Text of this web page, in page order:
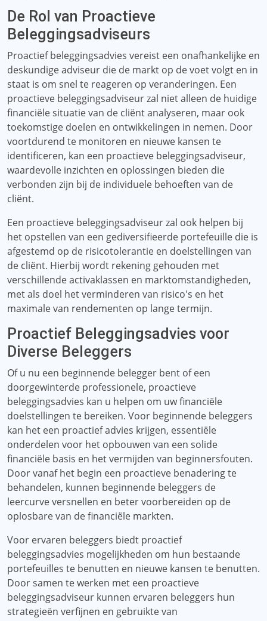
De Rol van Proactieve
Beleggingsadviseurs
Proactief beleggingsadvies vereist een onafhankelijke en
deskundige adviseur die de markt op de voet volgt en in
staat is om snel te reageren op veranderingen. Een
proactieve beleggingsadviseur zal niet alleen de huidige
financiële situatie van de cliënt analyseren, maar ook
toekomstige doelen en ontwikkelingen in nemen. Door
voortdurend te monitoren en nieuwe kansen te
identificeren, kan een proactieve beleggingsadviseur,
waardevolle inzichten en oplossingen bieden die
verbonden zijn bij de individuele behoeften van de
cliënt.
Een proactieve beleggingsadviseur zal ook helpen bij
het opstellen van een gediversifieerde portefeuille die is
afgestemd op de risicotolerantie en doelstellingen van
de cliënt. Hierbij wordt rekening gehouden met
verschillende activaklassen en marktomstandigheden,
met als doel het verminderen van risico's en het
maximale van rendementen op lange termijn.
Proactief Beleggingsadvies voor
Diverse Beleggers
Of u nu een beginnende belegger bent of een
doorgewinterde professionele, proactieve
beleggingsadvies kan u helpen om uw financiële
doelstellingen te bereiken. Voor beginnende beleggers
kan het een proactief advies krijgen, essentiële
onderdelen voor het opbouwen van een solide
financiële basis en het vermijden van beginnersfouten.
Door vanaf het begin een proactieve benadering te
behandelen, kunnen beginnende beleggers de
leercurve versnellen en beter voorbereiden op de
oplosbare van de financiële markten.
Voor ervaren beleggers biedt proactief
beleggingsadvies mogelijkheden om hun bestaande
portefeuilles te benutten en nieuwe kansen te benutten.
Door samen te werken met een proactieve
beleggingsadviseur kunnen ervaren beleggers hun
strategieën verfijnen en gebruikte van